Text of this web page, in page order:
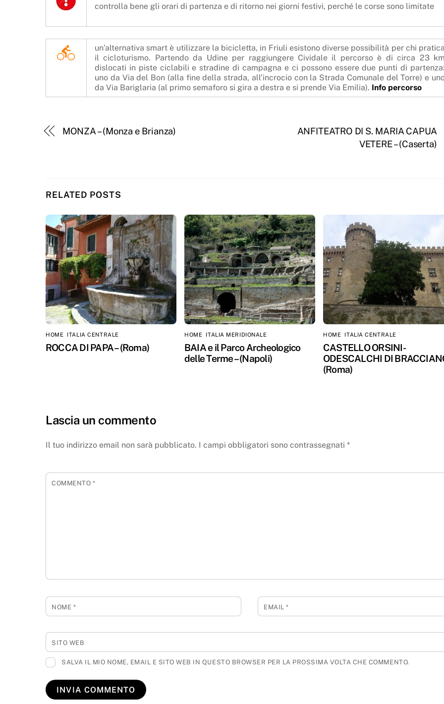
controlla bene gli orari di partenza e di ritorno nei giorni festivi, perché le corse sono limitate
un’alternativa smart è utilizzare la bicicletta, in Friuli esistono diverse possibilità per chi
il cicloturismo. Partendo da Udine per raggiungere Cividale il percorso è di circa 23
dislocati in piste ciclabili e stradine di campagna e ci possono essere due punti di
uno da Via del Bon (alla fine della strada, all’incrocio con la Strada Comunale del Torre) e
da Via Bariglaria (al primo semaforo si gira a destra e si prende Via Emilia). Info percorso
MONZA – (Monza e Brianza)
ANFITEATRO DI S. MARIA CAPUA
VETERE – (Caserta)
RELATED POSTS
HOME ITALIA CENTRALE
ROCCA DI PAPA – (Roma)
HOME ITALIA MERIDIONALE
BAIA e il Parco Archeologico
delle Terme – (Napoli)
HOME ITALIA CENTRALE
CASTELLO ORSINI-
ODESCALCHI DI
(Roma)
Lascia un commento
Il tuo indirizzo email non sarà pubblicato. I campi obbligatori sono contrassegnati *
COMMENTO *
NOME * EMAIL*
SITO WEB
SALVA IL MIO NOME, EMAIL E SITO WEB IN QUESTO BROWSER PER LA PROSSIMA VOLTA CHE COMMENTO.